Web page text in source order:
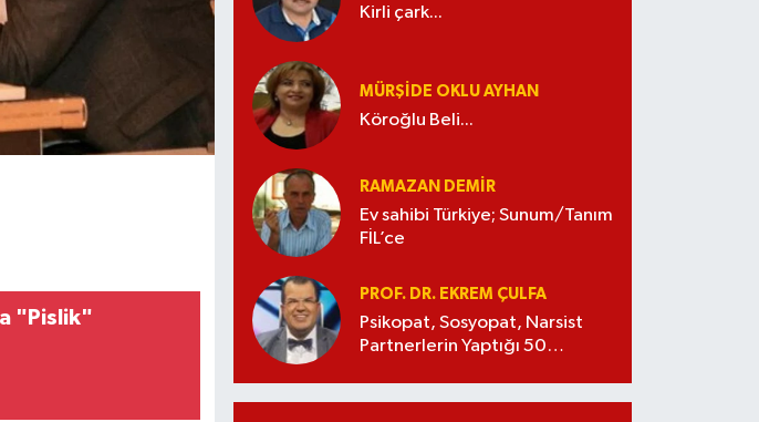
"Pislik"
Kirli çark...
MÜRŞIDE OKLU AYHAN
Köroğlu Beli...
RAMAZAN DEMİR
Ev sahibi Türkiye; Sunum/Tanım
FİL’ce
PROF. DR. EKREM ÇULFA
Psikopat, Sosyopat, Narsist
Partnerlerin Yaptığı 50